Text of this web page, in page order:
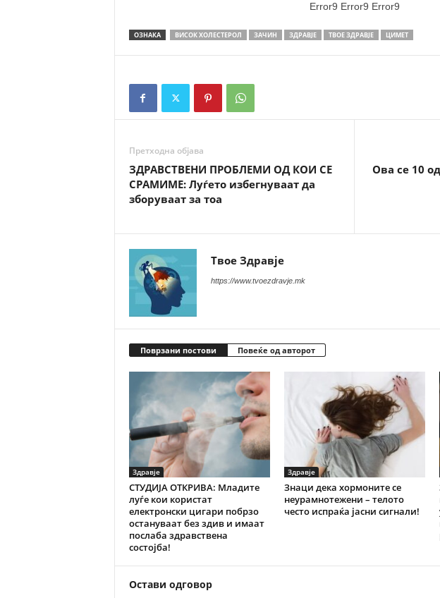
Error9 Error9 Error9
ОЗНАКА ВИСОК ХОЛЕСТЕРОЛ ЗАЧИН ЗДРАВЈЕ ТВОЕ ЗДРАВЈЕ ЦИМЕТ
Претходна објава
ЗДРАВСТВЕНИ ПРОБЛЕМИ ОД КОИ СЕ
СРАМИМЕ: Луѓето избегнуваат да
зборуваат за тоа
Ова се 10
Твое Здравје
https://www.tvoezdravje.mk
Поврзани постови Повеќе од авторот
Здравје
СТУДИЈА ОТКРИВА: Младите
луѓе кои користат
електронски цигари побрзо
остануваат без здив и имаат
послаба здравствена
состојба!
Здравје
Знаци дека хормоните се
неурамнотежени – телото
често испраќа јасни сигнали!
Остави одговор